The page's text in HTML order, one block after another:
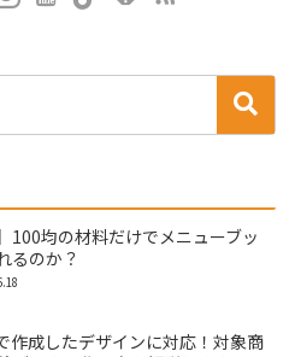
100均の材料だけでメニューブッ
るのか？
作成したデザインに対応！対象商